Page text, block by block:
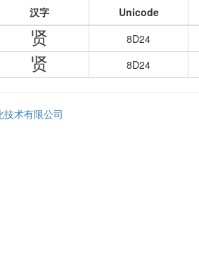
汉字
Unicode
贤
8D24
贤 8D24
术有限公司